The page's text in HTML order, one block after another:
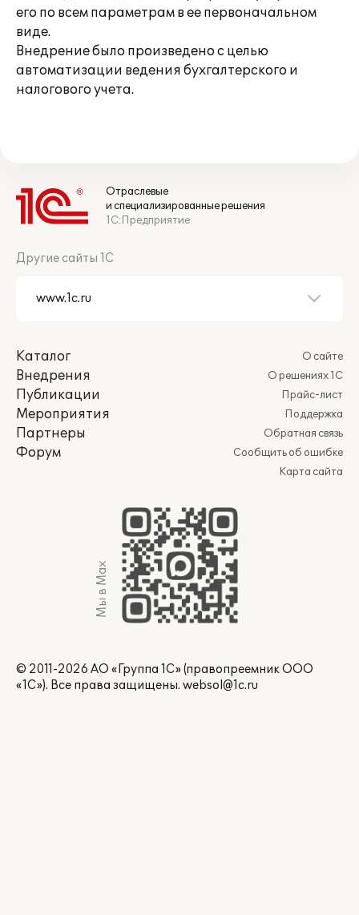
его по всем параметрам в ее первоначальном
виде.
Внедрение было произведено с целью
автоматизации ведения бухгалтерского и
налогового учета.
Отраслевые
и специализированные решения
1С:Предприятие
Другие сайты 1С
Каталог
Внедрения
Публикации
Мероприятия
Партнеры
Форум
О сайте
О решениях 1С
Прайс-лист
Поддержка
Обратная связь
Сообщить об ошибке
Карта сайта
Мы в Max
© 2011-2026 АО «Группа 1С» (правопреемник ООО
«1С»). Все права защищены. websol@1c.ru